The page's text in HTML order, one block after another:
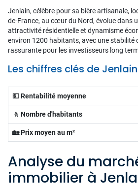
Jenlain, célèbre pour sa bière artisanale,
de-France, au cœur du Nord, évolue dans
attractivité résidentielle et dynamisme
environ 1200 habitants, avec une stabilité
rassurante pour les investisseurs long
Les chiffres clés de Jenlain
💵 Rentabilité moyenne
🚶 Nombre d'habitants
🏡 Prix moyen au m²
Analyse du
immobilier à